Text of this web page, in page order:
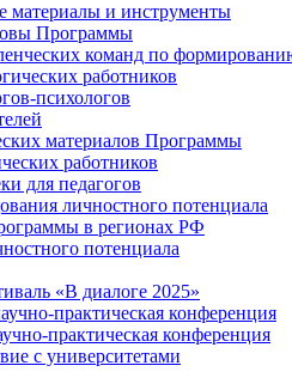
материалы и инструменты
Программы
команд по
работников
психологов
материалов Программы
работников
для педагогов
личностного потенциала
в регионах РФ
потенциала
«В диалоге 2025»
практическая конференция
практическая конференция
с университетами